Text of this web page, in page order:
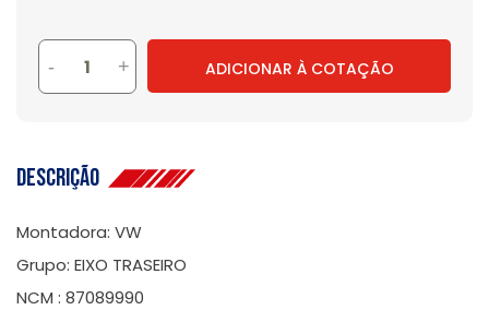
- + ADICIONAR À COTAÇÃO
Descrição
Montadora: VW
Grupo: EIXO TRASEIRO
NCM : 87089990